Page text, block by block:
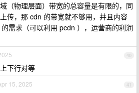
（物理层面）带宽的总容量是有限的，同
传，那 cdn 的带宽就不够用，并且内容
需求（可以利用 pcdn ），运营商的利润
40
下行对等
41
15, 2025